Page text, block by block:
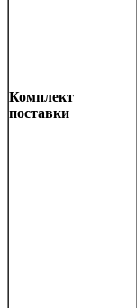
Комплект
поставки